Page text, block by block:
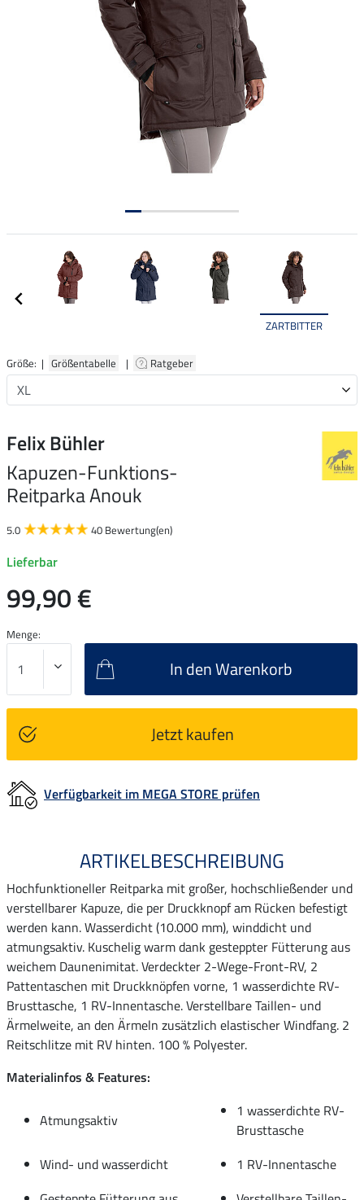
ZARTBITTER
Größe: | Größentabelle | Ratgeber
Felix Bühler
Kapuzen-Funktions-
Reitparka Anouk
5.0 40 Bewertung(en)
Lieferbar
99,90 €
Menge:
In den Warenkorb
Jetzt kaufen
Verfügbarkeit im MEGA STORE prüfen
ARTIKELBESCHREIBUNG
Hochfunktioneller Reitparka mit großer, hochschließender und
verstellbarer Kapuze, die per Druckknopf am Rücken befestigt
werden kann. Wasserdicht (10.000 mm), winddicht und
atmungsaktiv. Kuschelig warm dank gesteppter Fütterung aus
weichem Daunenimitat. Verdeckter 2-Wege-Front-RV, 2
Pattentaschen mit Druckknöpfen vorne, 1 wasserdichte RV-
Brusttasche, 1 RV-Innentasche. Verstellbare Taillen- und
Ärmelweite, an den Ärmeln zusätzlich elastischer Windfang. 2
Reitschlitze mit RV hinten. 100 % Polyester.
Materialinfos & Features:
Atmungsaktiv
1 wasserdichte RV-
Brusttasche
Wind- und wasserdicht
1 RV-Innentasche